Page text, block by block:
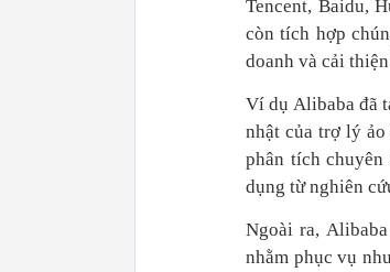
Tencent, Baidu,
còn tích hợp
doanh và cải
Ví dụ Alibaba đã
nhật của trợ lý
phân tích
dụng từ nghiên
Ngoài ra,
nhằm phục vụ